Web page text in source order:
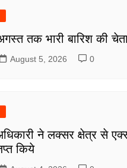
तक भारी बारिश की
August 5, 2026 0
ने लक्सर क्षेत्र से
किये